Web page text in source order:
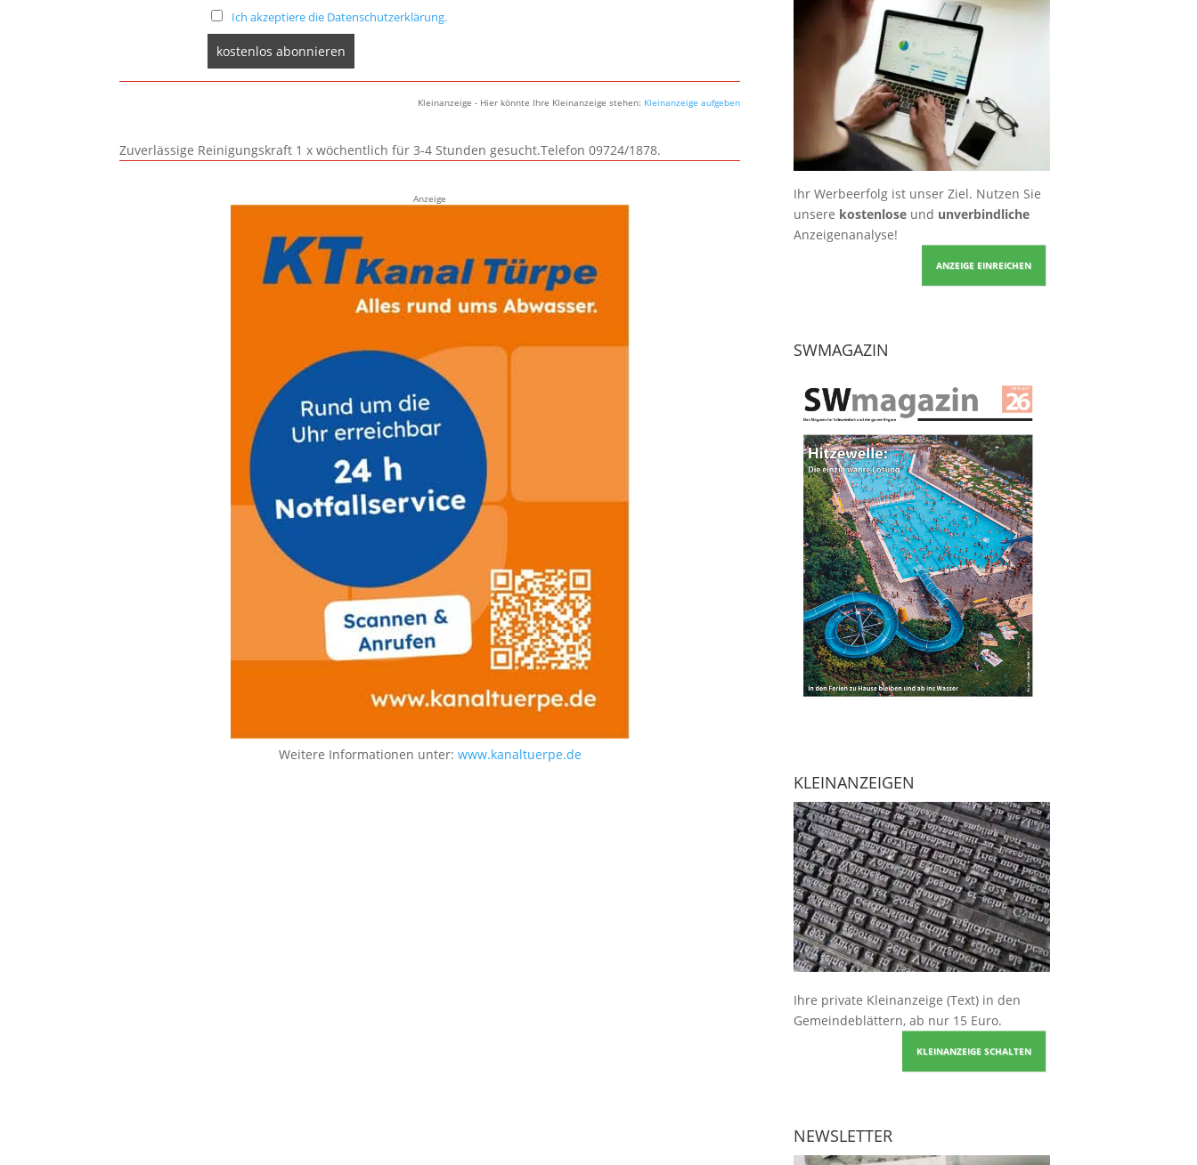
Ich akzeptiere die Datenschutzerklärung.
Kleinanzeige - Hier könnte Ihre Kleinanzeige stehen: Kleinanzeige aufgeben
Zuverlässige Reinigungskraft 1 x wöchentlich für 3-4 Stunden gesucht.Telefon 09724/1878.
Anzeige
Weitere Informationen unter: www.kanaltuerpe.de
Ihr Werbeerfolg ist unser Ziel. Nutzen Sie
unsere kostenloseund unverbindliche
Anzeigenanalyse!
ANZEIGE EINREICHEN
SWMAGAZIN
KLEINANZEIGEN
Ihre private Kleinanzeige (Text) in den
Gemeindeblättern, ab nur 15 Euro.
KLEINANZEIGE SCHALTEN
NEWSLETTER